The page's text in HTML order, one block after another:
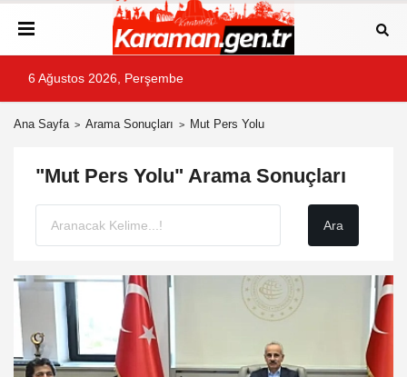
6 Ağustos 2026, Perşembe
Ana Sayfa Arama Sonuçları Mut Pers Yolu
"Mut Pers Yolu" Arama Sonuçları